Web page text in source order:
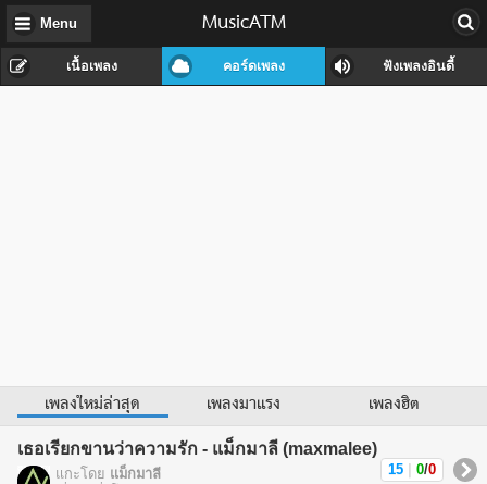
Menu MusicATM
เนื้อเพลง คอร์ดเพลง ฟังเพลงอินดี้
เพลงใหม่ล่าสุด เพลงมาแรง เพลงฮิต
เธอเรียกขานว่าความรัก - แม็กมาลี (maxmalee)
แกะโดย แม็กมาลี
15 0/0